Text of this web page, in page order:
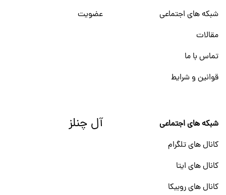
شبکه های اجتماعی
مقالات
تماس با ما
قوانین و شرایط
عضویت
شبکه های اجتماعی
کانال های تلگرام
کانال های ایتا
کانال های روبیکا
آل چنلز